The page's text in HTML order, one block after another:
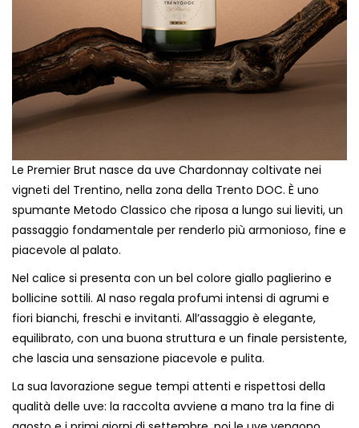
Le Premier Brut nasce da uve Chardonnay coltivate nei
vigneti del Trentino, nella zona della Trento DOC. È uno
spumante Metodo Classico che riposa a lungo sui lieviti, un
passaggio fondamentale per renderlo più armonioso, fine e
piacevole al palato.
Nel calice si presenta con un bel colore giallo paglierino e
bollicine sottili. Al naso regala profumi intensi di agrumi e
fiori bianchi, freschi e invitanti. All’assaggio è elegante,
equilibrato, con una buona struttura e un finale persistente,
che lascia una sensazione piacevole e pulita.
La sua lavorazione segue tempi attenti e rispettosi della
qualità delle uve: la raccolta avviene a mano tra la fine di